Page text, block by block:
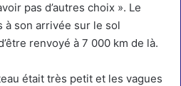
pas d’autres choix ». Le
à son arrivée sur le sol
renvoyé à 7 000 km de là.
était très petit et les vagues